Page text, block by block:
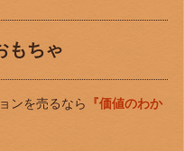
もちゃ
ンを売るなら
『価値のわか